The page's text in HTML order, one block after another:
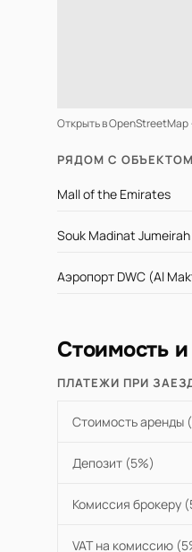
Открыть в
РЯДОМ С ОБЪЕКТОМ
Mall of the Emirates
Souk Madinat Jumeirah
Аэропорт DWC (Al
Стоимость
ПЛАТЕЖИ ПРИ
Стоимость аренды
Депозит (5%)
Комиссия брокеру
VAT на комиссию